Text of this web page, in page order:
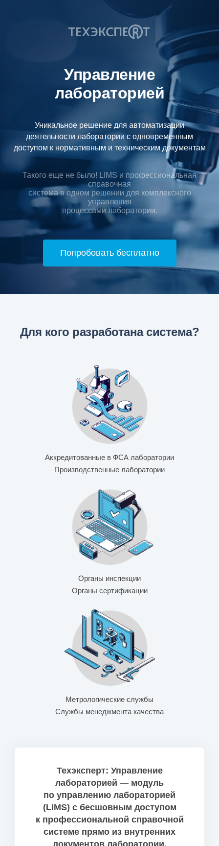
Управление
лабораторией
Уникальное решение для автоматизации
деятельности лаборатории с одновременным
доступом к нормативным и техническим документам
Такого еще не было! LIMS и профессиональная
справочная
система в одном решении для комплексного
управления
процессами лаборатории.
Попробовать бесплатно
Для кого разработана система?
Аккредитованные в ФСА лаборатории
Производственные лаборатории
Органы инспекции
Органы сертификации
Метрологические службы
Службы менеджмента качества
Техэксперт: Управление
лабораторией — модуль
по управлению лабораторией
(LIMS) с бесшовным доступом
к профессиональной справочной
системе прямо из внутренних
документов лаборатории.